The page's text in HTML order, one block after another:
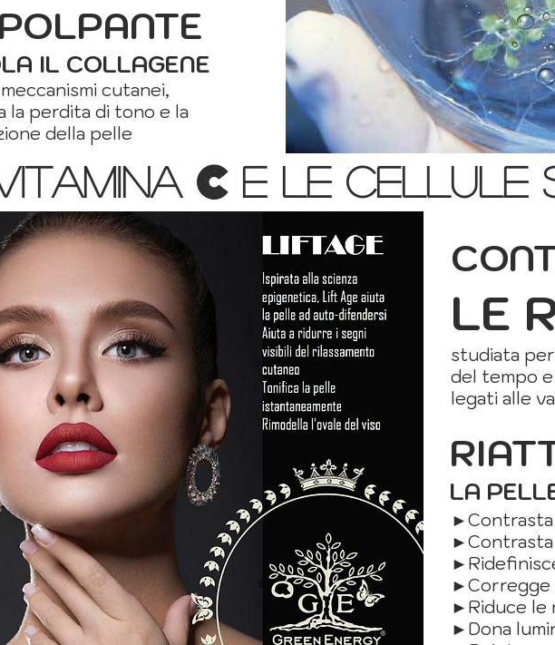
IL COLLAGENE
cutanei,
la perdita di tono e la
della pelle
ce le cellule
LE
studiata
del tempo
legati alle
LA
►Corregge
►Riduce le
►Dona